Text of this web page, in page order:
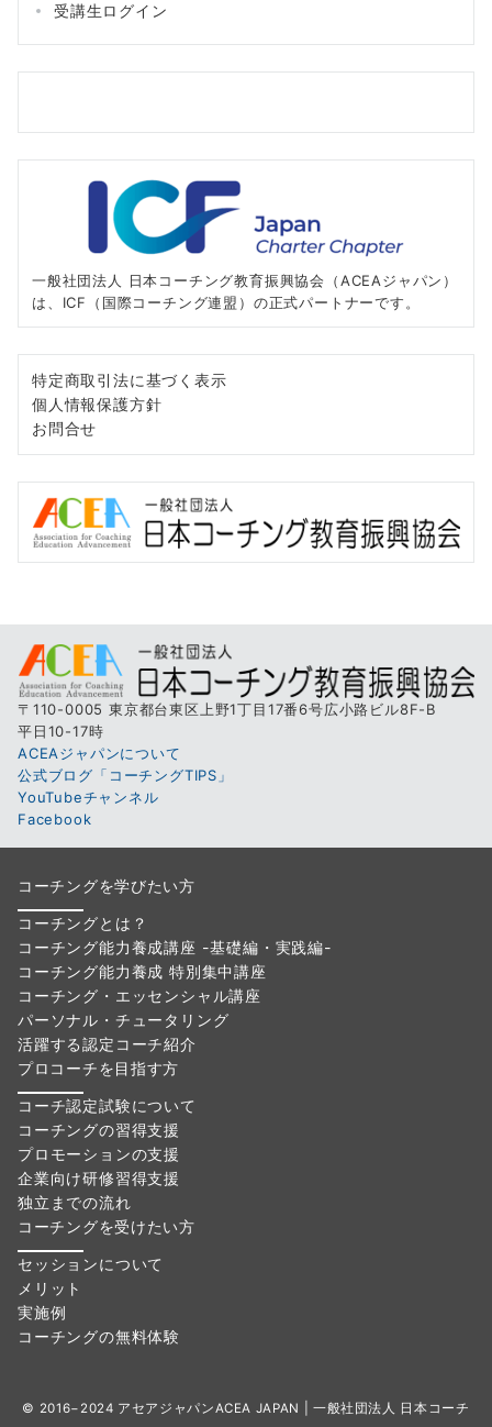
受講生ログイン
一般社団法人 日本コーチング教育振興協会（ACEAジャパン）
は、ICF（国際コーチング連盟）の正式パートナーです。
特定商取引法に基づく表示
個人情報保護方針
お問合せ
〒110-0005 東京都台東区上野1丁目17番6号広小路ビル8F-B
平日10-17時
ACEAジャパンについて
公式ブログ「コーチングTIPS」
YouTubeチャンネル
Facebook
コーチングを学びたい方
コーチングとは？
コーチング能力養成講座 -基礎編・実践編-
コーチング能力養成 特別集中講座
コーチング・エッセンシャル講座
パーソナル・チュータリング
活躍する認定コーチ紹介
プロコーチを目指す方
コーチ認定試験について
コーチングの習得支援
プロモーションの支援
企業向け研修習得支援
独立までの流れ
コーチングを受けたい方
セッションについて
メリット
実施例
コーチングの無料体験
© 2016−2024 アセアジャパンACEA JAPAN | 一般社団法人 日本コーチ